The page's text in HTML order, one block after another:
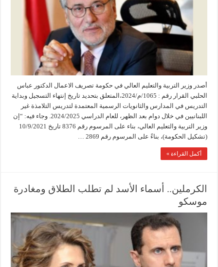
أصدر وزير التربية والتعليم العالي في حكومة تصريف الاعمال الدكتور عباس
الحلبي القرار رقم : 1065/م/2024،المتعلق بتحديد تاريخ إنتهاء التسجيل وبداية
التدريس في المدارس والثانويات الرسمية المعتمدة لتدريس التلامذة غير
اللبنانيين في خلال دوام بعد الظهر، للعام الدراسي 2024/2025. وجاء فيه: “إن
وزير التربية والتعليم العالي، بناء على المرسوم رقم 8376 تاريخ 10/9/2021
(تشكيل الحكومة)، بناءً على المرسوم رقم 2869 …
أكمل القراءة »
الكرملين.. أسماء الأسد لم تطلب الطلاق ومغادرة
موسكو